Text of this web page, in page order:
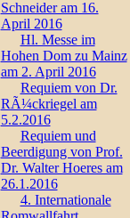
Schneider am 16.
April 2016
Hl. Messe im
Hohen Dom zu Mainz
am 2. April 2016
Requiem von Dr.
RÃ¼ckriegel am
5.2.2016
Requiem und
Beerdigung von Prof.
Dr. Walter Hoeres am
26.1.2016
4. Internationale